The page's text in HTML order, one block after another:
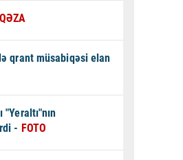
qrant müsabiqəsi elan
"Yeraltı"nın
- FOTO